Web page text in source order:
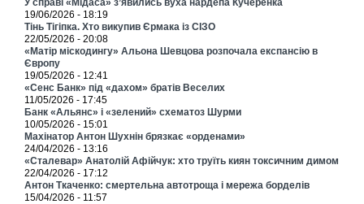
У справі «Мідаса» з’явились вуха нардепа Кучеренка
19/06/2026 - 18:19
Тінь Тігіпка. Хто викупив Єрмака із СІЗО
22/05/2026 - 20:08
«Матір міскодингу» Альона Шевцова розпочала експансію в
Європу
19/05/2026 - 12:41
«Сенс Банк» під «дахом» братів Веселих
11/05/2026 - 17:45
Банк «Альянс» і «зелений» схематоз Шурми
10/05/2026 - 15:01
Махінатор Антон Шухнін брязкає «орденами»
24/04/2026 - 13:16
«Сталевар» Анатолій Афійчук: хто труїть киян токсичним димом
22/04/2026 - 17:12
Антон Ткаченко: смертельна автотроща і мережа борделів
15/04/2026 - 11:57